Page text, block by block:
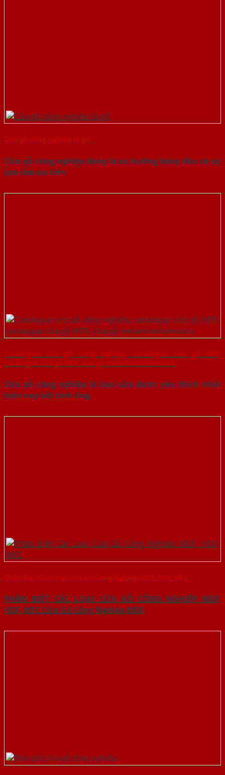
Cửa gỗ công nghiệp là gì?
Cửa gỗ công nghiệp đang là xu hướng hàng đầu và sự
lựa chọn ưu tiên
Catalogue cửa gỗ công nghiệp, catalogue cửa gỗ HDF,
catalogue cửa gỗ MDF, cửa gỗ melamine/laminate
Cửa gỗ công nghiệp là loại cửa được yêu thích nhất
hiện nay bởi tính ứng
Phân Biệt Các Loại Cửa Gỗ Công Nghiệp MDF, HDF, MFC
PHÂN BIỆT CÁC LOẠI CỬA GỖ CÔNG NGHIỆP MDF,
HDF, MFC Cửa Gỗ Công Nghiệp MDF,